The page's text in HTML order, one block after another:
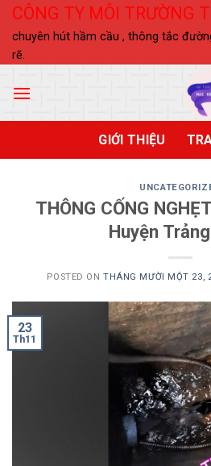
Skip
content
CÔNG TY MÔI TRƯỜNG
chuyên hút hầm cầu , thông tắc
rẽ.
GIỚI THIỆU
THÔNG CỐNG
Huyện
POSTED ONTHÁNG MƯỜI MỘT 23,
23
Th11